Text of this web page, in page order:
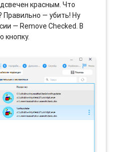
красным. Что
Правильно — убить! Ну
— Remove Checked. В
кнопку.